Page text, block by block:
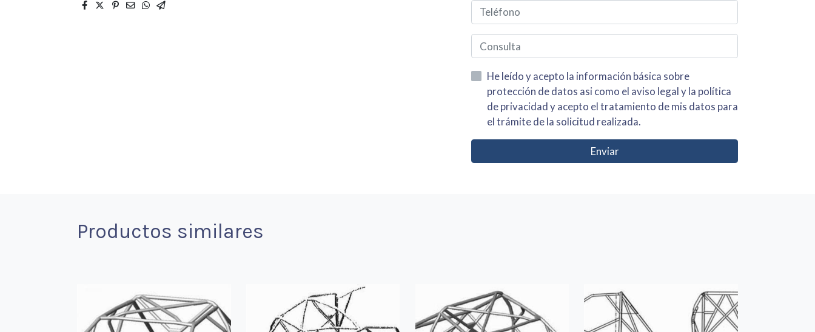
He leído y acepto la información básica sobre
protección de datos asi como el aviso legal y la política
de privacidad y acepto el tratamiento de mis datos para
el trámite de la solicitud realizada.
Enviar
Productos similares